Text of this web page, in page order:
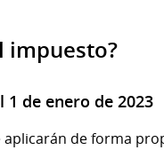
impuesto?
de enero de 2023
de forma